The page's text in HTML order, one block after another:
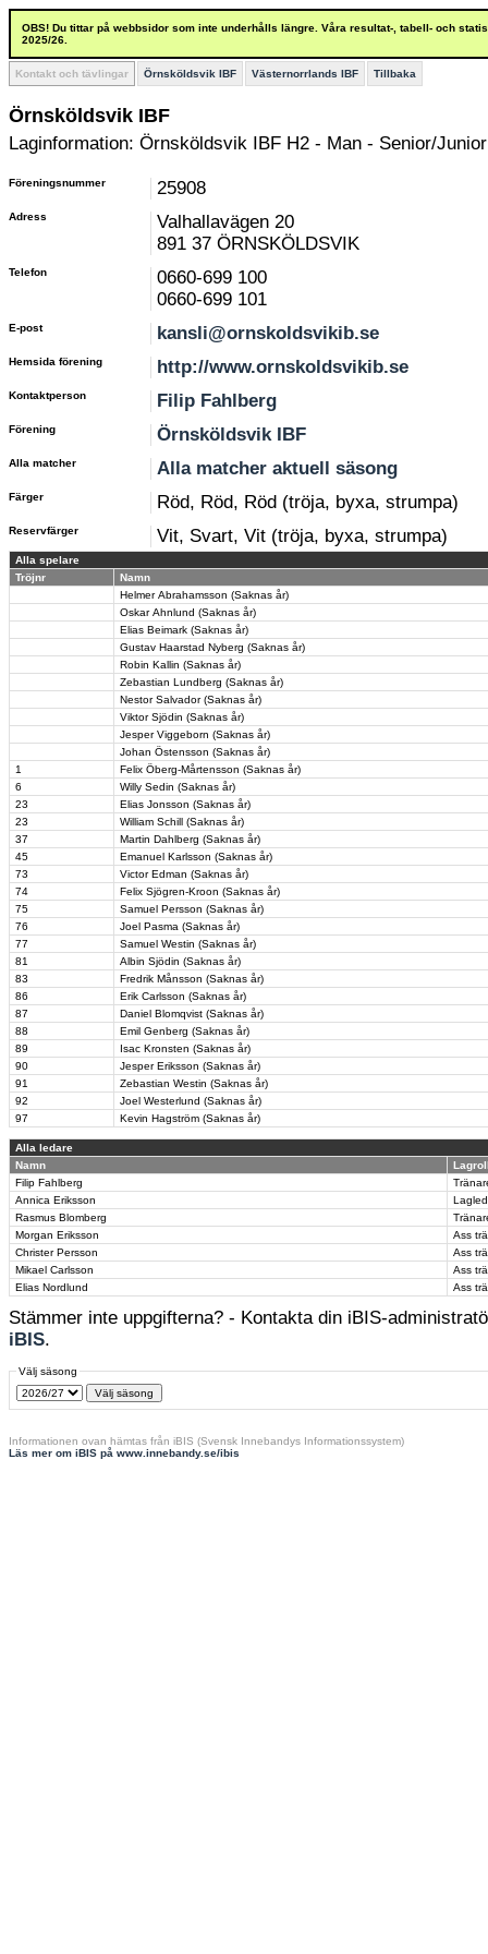
OBS! Du tittar på webbsidor som inte underhålls längre. Våra resultat-, tabell- och
2025/26.
Kontakt och tävlingar Örnsköldsvik IBF Västernorrlands IBF Tillbaka
Örnsköldsvik IBF
Laginformation: Örnsköldsvik IBF H2 - Man - Senior/
Föreningsnummer 25908
Adress
Valhallavägen 20
891 37 ÖRNSKÖLDSVIK
Telefon
0660-699 100
0660-699 101
E-post kansli@ornskoldsvikib.se
Hemsida förening http://www.ornskoldsvikib.se
Kontaktperson Filip Fahlberg
Förening Örnsköldsvik IBF
Alla matcher Alla matcher aktuell säsong
Färger Röd, Röd, Röd (tröja, byxa, strumpa)
Reservfärger Vit, Svart, Vit (tröja, byxa, strumpa)
Alla spelare
Tröjnr
Namn
Helmer Abrahamsson (Saknas år)
Oskar Ahnlund (Saknas år)
Elias Beimark (Saknas år)
Gustav Haarstad Nyberg (Saknas år)
Robin Kallin (Saknas år)
Zebastian Lundberg (Saknas år)
Nestor Salvador (Saknas år)
Viktor Sjödin (Saknas år)
Jesper Viggeborn (Saknas år)
Johan Östensson (Saknas år)
1
Felix Öberg-Mårtensson (Saknas år)
6
Willy Sedin (Saknas år)
23
Elias Jonsson (Saknas år)
23
William Schill (Saknas år)
37
Martin Dahlberg (Saknas år)
45
Emanuel Karlsson (Saknas år)
73
Victor Edman (Saknas år)
74
Felix Sjögren-Kroon (Saknas år)
75
Samuel Persson (Saknas år)
76
Joel Pasma (Saknas år)
77
Samuel Westin (Saknas år)
81
Albin Sjödin (Saknas år)
83
Fredrik Månsson (Saknas år)
86
Erik Carlsson (Saknas år)
87
Daniel Blomqvist (Saknas år)
88
Emil Genberg (Saknas år)
89
Isac Kronsten (Saknas år)
90
Jesper Eriksson (Saknas år)
91
Zebastian Westin (Saknas år)
92
Joel Westerlund (Saknas år)
97
Kevin Hagström (Saknas år)
Alla ledare
Namn
Filip Fahlberg
Annica Eriksson
Rasmus Blomberg
Morgan Eriksson
Ass
Christer Persson
Ass
Mikael Carlsson
Ass
Elias Nordlund
Ass
Stämmer inte uppgifterna? - Kontakta din iBIS-
iBIS.
Välj säsong
Informationen ovan hämtas från iBIS (Svensk Innebandys Informationssystem)
Läs mer om iBIS på www.innebandy.se/ibis